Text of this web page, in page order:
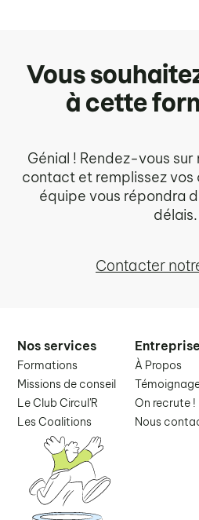
Vous
à cette
Génial ! Rendez-vous
contact et remplissez vos
équipe vous répondra
délais.
Contacter
Nos services
Formations
Missions de conseil
Le Club Circul'R
Les Coalitions
Entreprise
À Propos
On recrute !
Nous